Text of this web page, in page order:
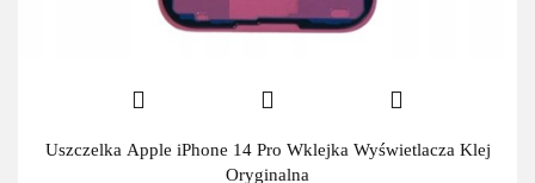
Uszczelka Apple iPhone 14 Pro Wklejka Wyświetlacza Klej
Oryginalna